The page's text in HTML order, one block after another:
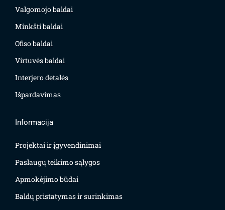
Valgomojo baldai
Minkšti baldai
Ofiso baldai
Virtuvės baldai
Interjero detalės
Išpardavimas
Informacija
Projektai ir įgyvendinimai
Paslaugų teikimo sąlygos
Apmokėjimo būdai
Baldų pristatymas ir surinkimas